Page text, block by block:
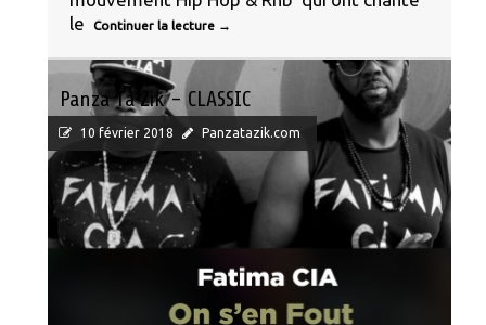
le
Continuer la lecture →
Panza Ta Zik - CLASSIC
10 février 2018 Panzatazik.com